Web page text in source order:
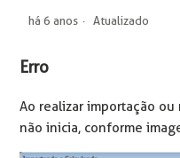
há 6 anos Atualizado
Erro
Ao realizar importação
não inicia, conforme